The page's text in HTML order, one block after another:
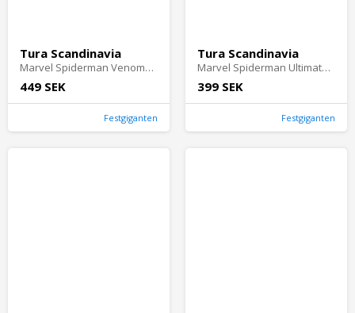
Tura Scandinavia
Marvel Spiderman Venomversus Blaster
449 SEK
Festgiganten
Tura Scandinavia
Marvel Spiderman Ultimate Web Blaster
399 SEK
Festgiganten